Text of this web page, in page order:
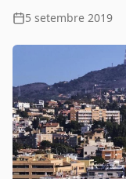
5 setembre 2019